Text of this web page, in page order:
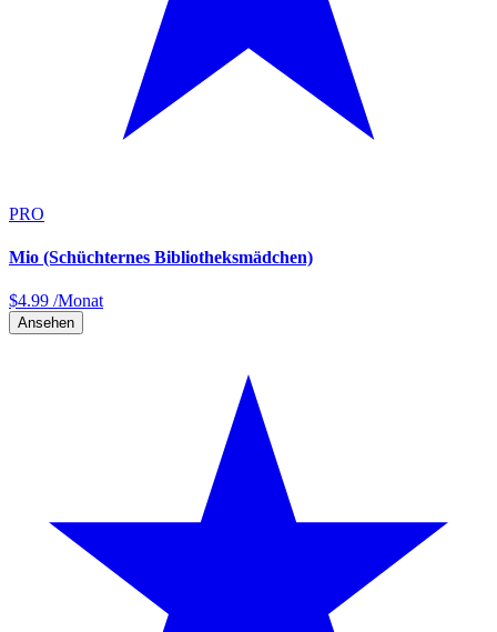
PRO
Mio (Schüchternes Bibliotheksmädchen)
$4.99 /Monat
Ansehen